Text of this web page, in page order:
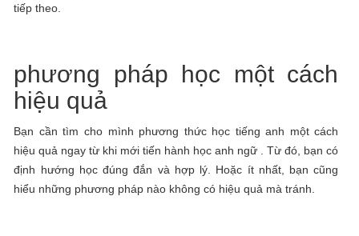
tiếp theo.
phương pháp học một cách
hiệu quả
Bạn cần tìm cho mình phương thức học tiếng anh một cách
hiệu quả ngay từ khi mới tiến hành học anh ngữ . Từ đó, bạn có
định hướng học đúng đắn và hợp lý. Hoặc ít nhất, bạn cũng
hiểu những phương pháp nào không có hiệu quả mà tránh.